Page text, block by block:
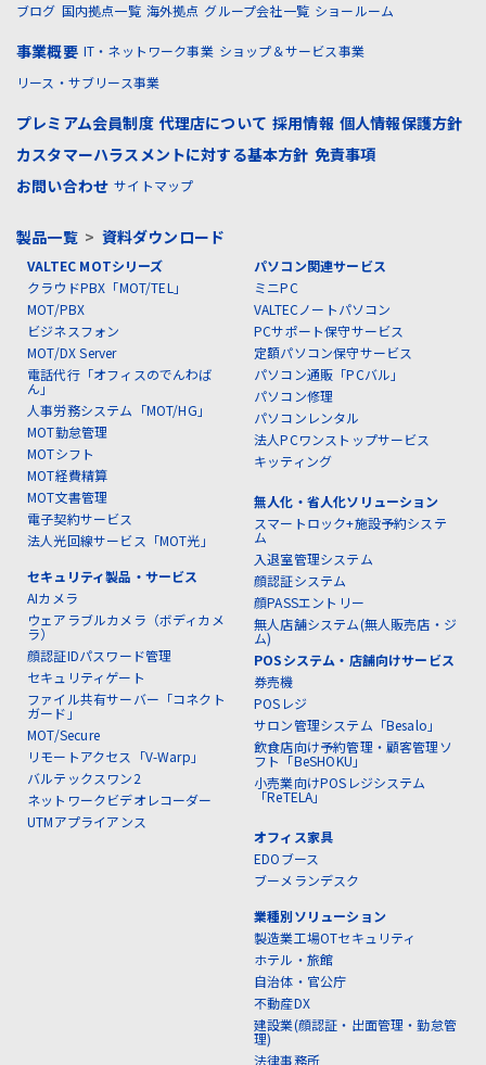
ブログ 国内拠点一覧 海外拠点 グループ会社一覧 ショールーム
事業概要 IT・ネットワーク事業 ショップ＆サービス事業
リース・サブリース事業
プレミアム会員制度 代理店について 採用情報 個人情報保護方針
カスタマーハラスメントに対する基本方針 免責事項
お問い合わせ サイトマップ
製品一覧> 資料ダウンロード
VALTEC MOTシリーズ
クラウドPBX「MOT/TEL」
MOT/PBX
ビジネスフォン
MOT/DX Server
電話代行「オフィスのでんわば
ん」
人事労務システム「MOT/HG」
MOT勤怠管理
MOTシフト
MOT経費精算
MOT文書管理
電子契約サービス
法人光回線サービス「MOT光」
セキュリティ製品・サービス
AIカメラ
ウェアラブルカメラ（ボディカメ
ラ）
顔認証IDパスワード管理
セキュリティゲート
ファイル共有サーバー「コネクト
ガード」
MOT/Secure
リモートアクセス「V-Warp」
バルテックスワン2
ネットワークビデオレコーダー
UTMアプライアンス
パソコン関連サービス
ミニPC
VALTECノートパソコン
PCサポート保守サービス
定額パソコン保守サービス
パソコン通販「PCバル」
パソコン修理
パソコンレンタル
法人PCワンストップサービス
キッティング
無人化・省人化ソリューション
スマートロック+施設予約システ
ム
入退室管理システム
顔認証システム
顔PASSエントリー
無人店舗システム(無人販売店・ジ
ム)
POSシステム・店舗向けサービス
券売機
POSレジ
サロン管理システム「Besalo」
飲食店向け予約管理・顧客管理ソ
フト「BeSHOKU」
小売業向けPOSレジシステム
「ReTELA」
オフィス家具
EDOブース
ブーメランデスク
業種別ソリューション
製造業工場OTセキュリティ
ホテル・旅館
自治体・官公庁
不動産DX
建設業(顔認証・出面管理・勤怠管
理)
法律事務所